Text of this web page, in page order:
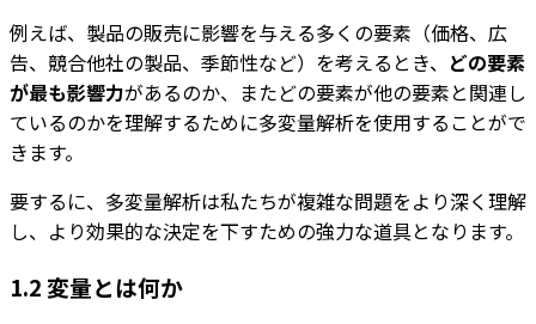
例えば、製品の販売に影響を与える多くの要素（価格、広
告、競合他社の製品、季節性など）を考えるとき、 どの要素
が最も影響力があるのか、またどの要素が他の要素と関連し
ているのかを理解するために多変量解析を使用することがで
きます。
要するに、多変量解析は私たちが複雑な問題をより深く理解
し、より効果的な決定を下すための強力な道具となります。
1.2 変量とは何か